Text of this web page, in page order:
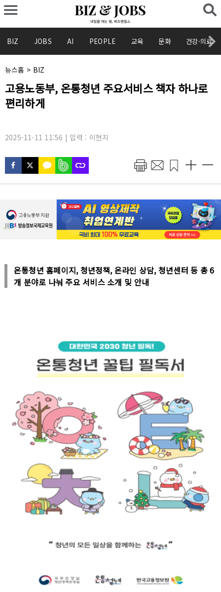
BIZ JOBS AI PEOPLE 교육 문화 건강·의료
채
명
:
뉴스홈 > BIZ
기
사
제
목
고용노동부, 온통청년 주요서비스 책자 하나로
편리하게
2025-11-11 11:56 | 입력 : 이현지
온통청년 홈페이지, 청년정책, 온라인 상담, 청년센터 등 총 6
개 분야로 나눠 주요 서비스 소개 및 안내